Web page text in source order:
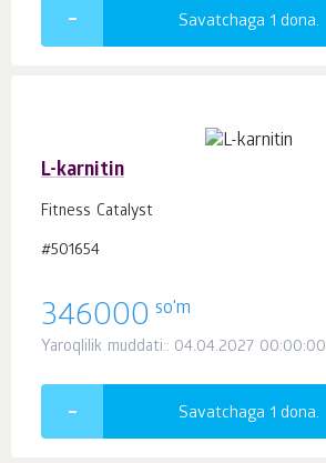
Savatchaga 1 dona.
L-karnitin
Fitness Catalyst
#501654
346000 so'm
Yaroqlilik muddati:: 04.04.2027 00:00:00
Savatchaga 1 dona.